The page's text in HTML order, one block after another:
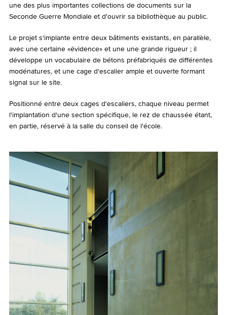
une des plus importantes collections de documents sur la
Seconde Guerre Mondiale et d'ouvrir sa bibliothèque au public.
Le projet s'implante entre deux bâtiments existants, en parallèle,
avec une certaine «évidence» et une une grande rigueur ; il
développe un vocabulaire de bétons préfabriqués de différentes
modénatures, et une cage d'escalier ample et ouverte formant
signal sur le site.
Positionné entre deux cages d'escaliers, chaque niveau permet
l'implantation d'une section spécifique, le rez de chaussée étant,
en partie, réservé à la salle du conseil de l'école.